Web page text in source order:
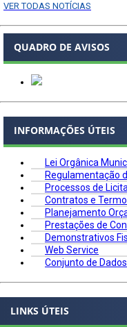
VER TODAS NOTÍCIAS
QUADRO DE AVISOS
INFORMAÇÕES ÚTEIS
Lei Orgânica
Regulamentação
Processos de
Contratos e
Planejamento
Prestações de
Demonstrativos
Web Service
Conjunto de
LINKS ÚTEIS